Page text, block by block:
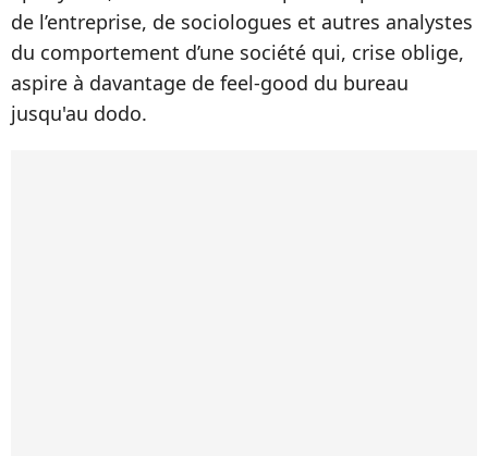
de l’entreprise, de sociologues et autres analystes
du comportement d’une société qui, crise oblige,
aspire à davantage de feel-good du bureau
jusqu'au dodo.